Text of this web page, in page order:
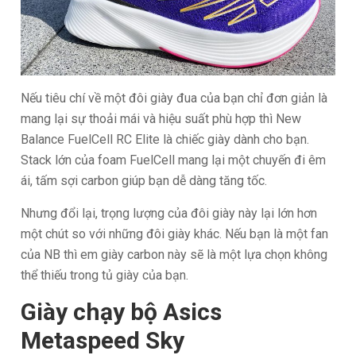
Nếu tiêu chí về một đôi giày đua của bạn chỉ đơn giản là
mang lại sự thoải mái và hiệu suất phù hợp thì New
Balance FuelCell RC Elite là chiếc giày dành cho bạn.
Stack lớn của foam FuelCell mang lại một chuyến đi êm
ái, tấm sợi carbon giúp bạn dễ dàng tăng tốc.
Nhưng đổi lại, trọng lượng của đôi giày này lại lớn hơn
một chút so với những đôi giày khác. Nếu bạn là một fan
của NB thì em giày carbon này sẽ là một lựa chọn không
thể thiếu trong tủ giày của bạn.
Giày chạy bộ Asics
Metaspeed Sky